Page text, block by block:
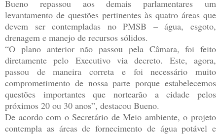
Bueno repassou aos demais parlamentares um
levantamento de questões pertinentes às quatro áreas que
devem ser contempladas no PMSB – água, esgoto,
drenagem e manejo de recursos sólidos.
“O plano anterior não passou pela Câmara, foi feito
diretamente pelo Executivo via decreto. Este, agora,
passou de maneira correta e foi necessário muito
comprometimento de nossa parte porque estabelecemos
questões importantes que nortearão a cidade pelos
próximos 20 ou 30 anos”, destacou Bueno.
De acordo com o Secretário de Meio ambiente, o projeto
contempla as áreas de fornecimento de água potável e